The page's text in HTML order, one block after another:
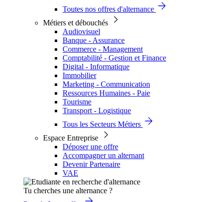
Toutes nos offres d'alternance
Métiers et débouchés
Audiovisuel
Banque - Assurance
Commerce - Management
Comptabilité - Gestion et Finance
Digital - Informatique
Immobilier
Marketing - Communication
Ressources Humaines - Paie
Tourisme
Transport - Logistique
Tous les Secteurs Métiers
Espace Entreprise
Déposer une offre
Accompagner un alternant
Devenir Partenaire
VAE
Tu cherches une alternance ?